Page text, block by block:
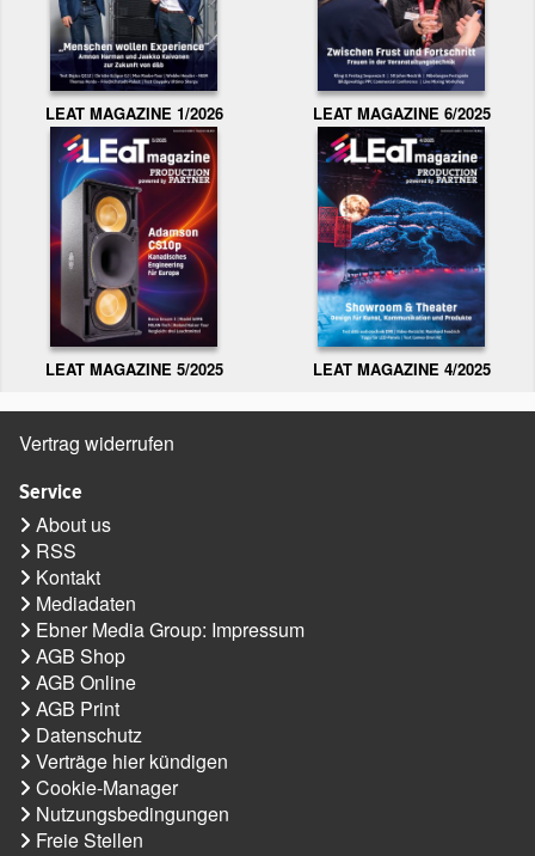
LEAT MAGAZINE 1/2026 LEAT MAGAZINE 6/2025
LEAT MAGAZINE 5/2025 LEAT MAGAZINE 4/2025
Vertrag widerrufen
Service
About us
RSS
Kontakt
Mediadaten
Ebner Media Group: Impressum
AGB Shop
AGB Online
AGB Print
Datenschutz
Verträge hier kündigen
Cookie-Manager
Nutzungsbedingungen
Freie Stellen